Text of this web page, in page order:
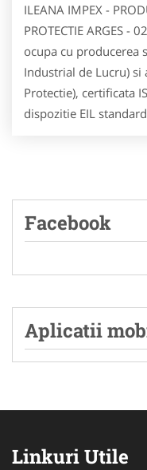
ILEANA IMPEX -
PROTECTIE ARGES -
ocupa cu producerea
Industrial de Lucru) si
Protectie), certificata
dispozitie EIL
Facebook
Aplicatii
Linkuri Utile